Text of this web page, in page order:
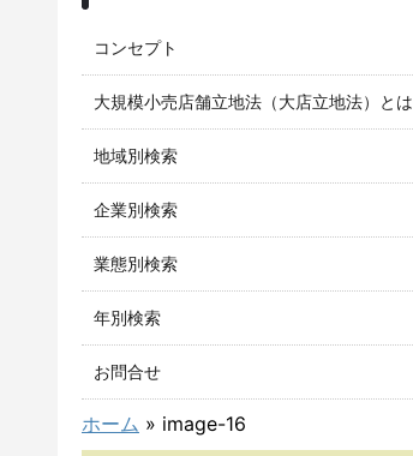
コンセプト
大規模小売店舗立地法（大店立地法）とは
地域別検索
企業別検索
業態別検索
年別検索
お問合せ
ホーム » image-16